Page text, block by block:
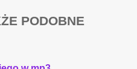
PODOBNE